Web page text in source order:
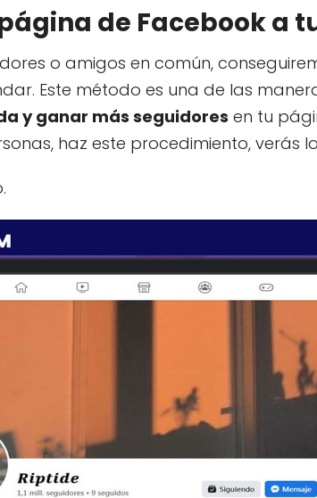
de Facebook a
o amigos en común,
Este método es una de las
y ganar más seguidores en tu
haz este procedimiento, verás